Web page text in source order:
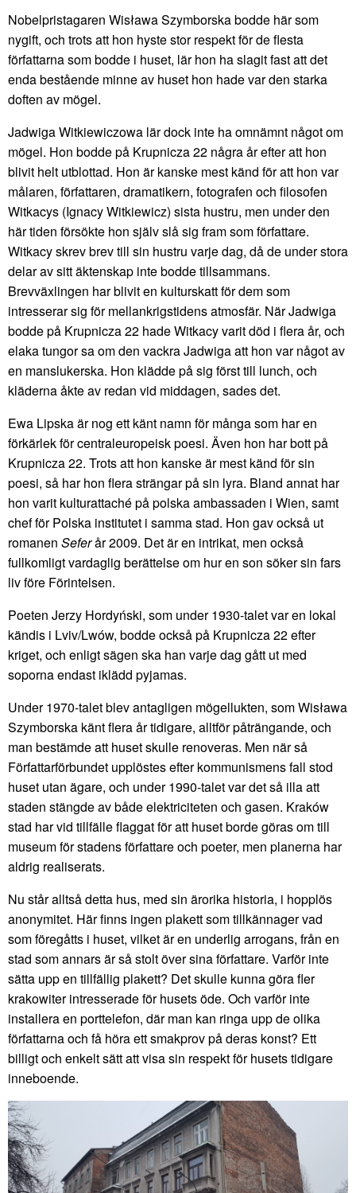
Nobelpristagaren Wisława Szymborska bodde här som
nygift, och trots att hon hyste stor respekt för de flesta
författarna som bodde i huset, lär hon ha slagit fast att det
enda bestående minne av huset hon hade var den starka
doften av mögel.
Jadwiga Witkiewiczowa lär dock inte ha omnämnt något om
mögel. Hon bodde på Krupnicza 22 några år efter att hon
blivit helt utblottad. Hon är kanske mest känd för att hon var
målaren, författaren, dramatikern, fotografen och filosofen
Witkacys (Ignacy Witkiewicz) sista hustru, men under den
här tiden försökte hon själv slå sig fram som författare.
Witkacy skrev brev till sin hustru varje dag, då de under stora
delar av sitt äktenskap inte bodde tillsammans.
Brevväxlingen har blivit en kulturskatt för dem som
intresserar sig för mellankrigstidens atmosfär. När Jadwiga
bodde på Krupnicza 22 hade Witkacy varit död i flera år, och
elaka tungor sa om den vackra Jadwiga att hon var något av
en manslukerska. Hon klädde på sig först till lunch, och
kläderna åkte av redan vid middagen, sades det.
Ewa Lipska är nog ett känt namn för många som har en
förkärlek för centraleuropeisk poesi. Även hon har bott på
Krupnicza 22. Trots att hon kanske är mest känd för sin
poesi, så har hon flera strängar på sin lyra. Bland annat har
hon varit kulturattaché på polska ambassaden i Wien, samt
chef för Polska institutet i samma stad. Hon gav också ut
romanen Seferår 2009. Det är en intrikat, men också
fullkomligt vardaglig berättelse om hur en son söker sin fars
liv före Förintelsen.
Poeten Jerzy Hordyński, som under 1930-talet var en lokal
kändis i Lviv/Lwów, bodde också på Krupnicza 22 efter
kriget, och enligt sägen ska han varje dag gått ut med
soporna endast iklädd pyjamas.
Under 1970-talet blev antagligen mögellukten, som Wisława
Szymborska känt flera år tidigare, alltför påträngande, och
man bestämde att huset skulle renoveras. Men när så
Författarförbundet upplöstes efter kommunismens fall stod
huset utan ägare, och under 1990-talet var det så illa att
staden stängde av både elektriciteten och gasen. Kraków
stad har vid tillfälle flaggat för att huset borde göras om till
museum för stadens författare och poeter, men planerna har
aldrig realiserats.
Nu står alltså detta hus, med sin ärorika historia, i hopplös
anonymitet. Här finns ingen plakett som tillkännager vad
som föregåtts i huset, vilket är en underlig arrogans, från en
stad som annars är så stolt över sina författare. Varför inte
sätta upp en tillfällig plakett? Det skulle kunna göra fler
krakowiter intresserade för husets öde. Och varför inte
installera en porttelefon, där man kan ringa upp de olika
författarna och få höra ett smakprov på deras konst? Ett
billigt och enkelt sätt att visa sin respekt för husets tidigare
inneboende.